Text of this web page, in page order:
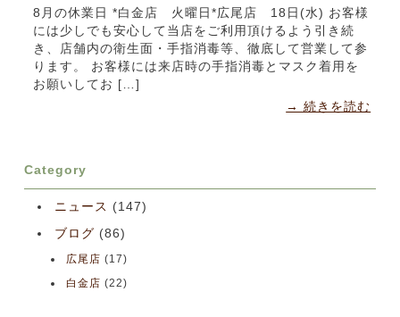
8月の休業日 *白金店 火曜日*広尾店 18日(水) お客様
には少しでも安心して当店をご利用頂けるよう引き続
き、店舗内の衛生面・手指消毒等、徹底して営業して参
ります。 お客様には来店時の手指消毒とマスク着用を
お願いしてお […]
→ 続きを読む
Category
ニュース (147)
ブログ (86)
広尾店 (17)
白金店 (22)